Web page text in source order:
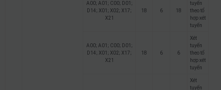
A00; A01; C00; D01;
D14; X01; X02; X17;
X21
18 6 18
tuyển
theo tổ
hợp xét
tuyển
A00; A01; C00; D01;
D14; X01; X02; X17;
X21
18 6 6
Xét
tuyển
theo tổ
hợp xét
tuyển
Xét
tuyển